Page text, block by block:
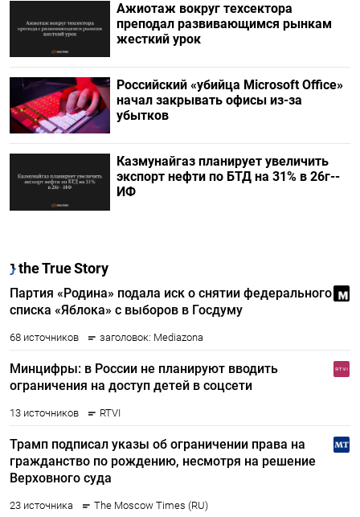
Ажиотаж вокруг техсектора
преподал развивающимся рынкам
жесткий урок
Российский «убийца Microsoft Office»
начал закрывать офисы из-за
убытков
Казмунайгаз планирует увеличить
экспорт нефти по БТД на 31% в 26г--
ИФ